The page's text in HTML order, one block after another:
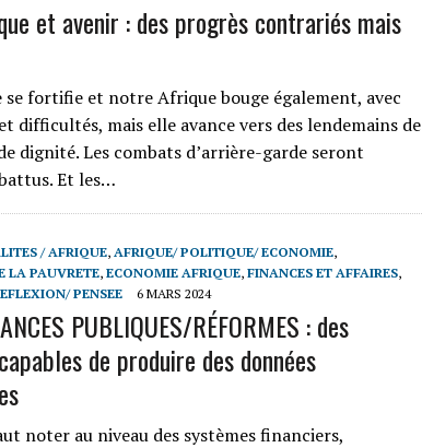
et avenir : des progrès contrariés mais
fortifie et notre Afrique bouge également, avec
difficultés, mais elle avance vers des lendemains de
dignité. Les combats d’arrière-garde seront
Et les…
/ AFRIQUE, AFRIQUE/ POLITIQUE/ ECONOMIE,
LA PAUVRETE, ECONOMIE AFRIQUE, FINANCES ET AFFAIRES,
PENSEE 6 MARS 2024
PUBLIQUES/RÉFORMES : des
de produire des données
noter au niveau des systèmes financiers,